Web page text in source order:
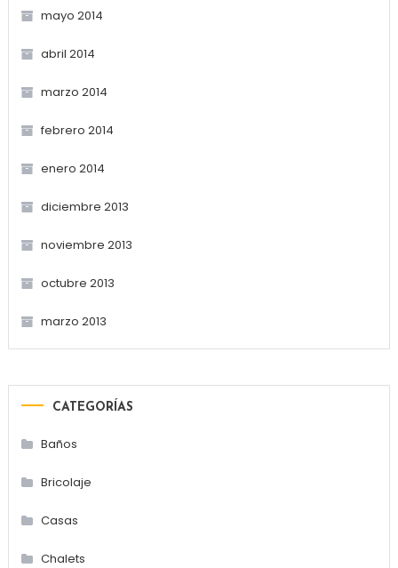
mayo 2014
abril 2014
marzo 2014
febrero 2014
enero 2014
diciembre 2013
noviembre 2013
octubre 2013
marzo 2013
CATEGORÍAS
Baños
Bricolaje
Casas
Chalets